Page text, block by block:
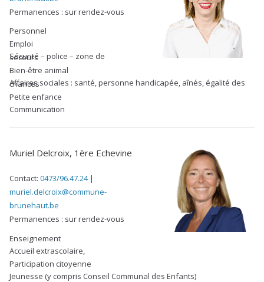
Permanences : sur rendez-vous
Personnel
Emploi
Sécurité – police – zone de secours
Bien-être animal
Affaires sociales : santé, personne handicapée, aînés, égalité des chances
Petite enfance
Communication
Muriel Delcroix, 1ère Echevine
Contact: 0473/96.47.24|
muriel.delcroix@commune-
brunehaut.be
Permanences : sur rendez-vous
Enseignement
Accueil extrascolaire,
Participation citoyenne
Jeunesse (y compris Conseil Communal des Enfants)